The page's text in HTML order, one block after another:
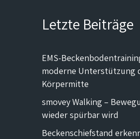
Letzte Beiträge
EMS-
moderne Unterstützung
Körpermitte
smovey Walking –
wieder spürbar wird
Beckenschiefstand